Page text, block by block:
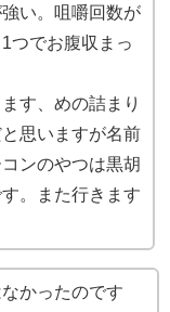
い。咀嚼回数が
つでお腹収まっ
す、めの詰まり
思いますが名前
ンのやつは黒胡
。また行きます
かったのです